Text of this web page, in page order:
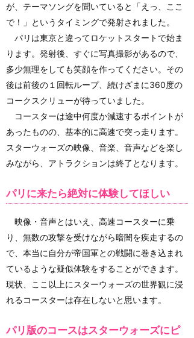
が、テーマソングを聞いていると「えっ、ここ
で！」というタイミングで発射されました。
パリは東京と違ってロケットスタートで始ま
ります。発射後、すぐに写真撮影があるので、
多少無理をしても笑顔を作ってください。その
後は前後の１回転ループ、続けざまに360度の
コークスクリューが待っていました。
コースターは途中何度か減速するポイントが
あったものの、基本的に高速で突っ走ります。
スターウォーズの映像、音楽、音声などを楽し
みながら、アトラクションは終了となります。
パリに来たら絶対に体験してほしい
映像・音声とはいえ、高速コースターに乗
り、無数の攻撃を受けながら暗闇を疾走するの
で、本当に自分が帝国軍との戦闘に巻き込まれ
ているような疑似体験をすることができます。
現状、ここ以上にスターウォーズの世界観に浸
れるコースターは存在しないと思います。
パリ版のコースはスターウォーズにピ